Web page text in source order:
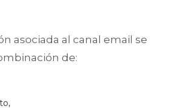
asociada al canal email se
de: